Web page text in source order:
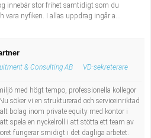
innebär stor frihet samtidigt som du
vara nyfiken. I allas uppdrag ingår a...
& Consulting AB VD-sekreterare
med högt tempo, professionella kollegor
söker vi en strukturerad och serviceinriktad
bolag inom private equity med kontor i
spela en nyckelroll i att stötta ett team av
fungerar smidigt i det dagliga arbetet.